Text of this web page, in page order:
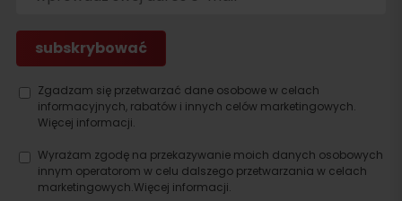
Zgadzam się przetwarzać dane osobowe w celach
informacyjnych, rabatów i innych celów marketingowych.
Więcej informacji.
Wyrażam zgodę na przekazywanie moich danych osobowych
innym operatorom w celu dalszego przetwarzania w celach
marketingowych.Więcej informacji.